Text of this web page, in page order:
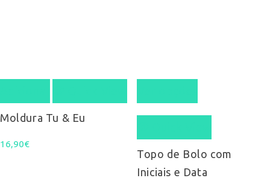
Moldura Tu & Eu
16,90€
This
product
multiple
variants.
Topo de Bolo com
Iniciais e Data